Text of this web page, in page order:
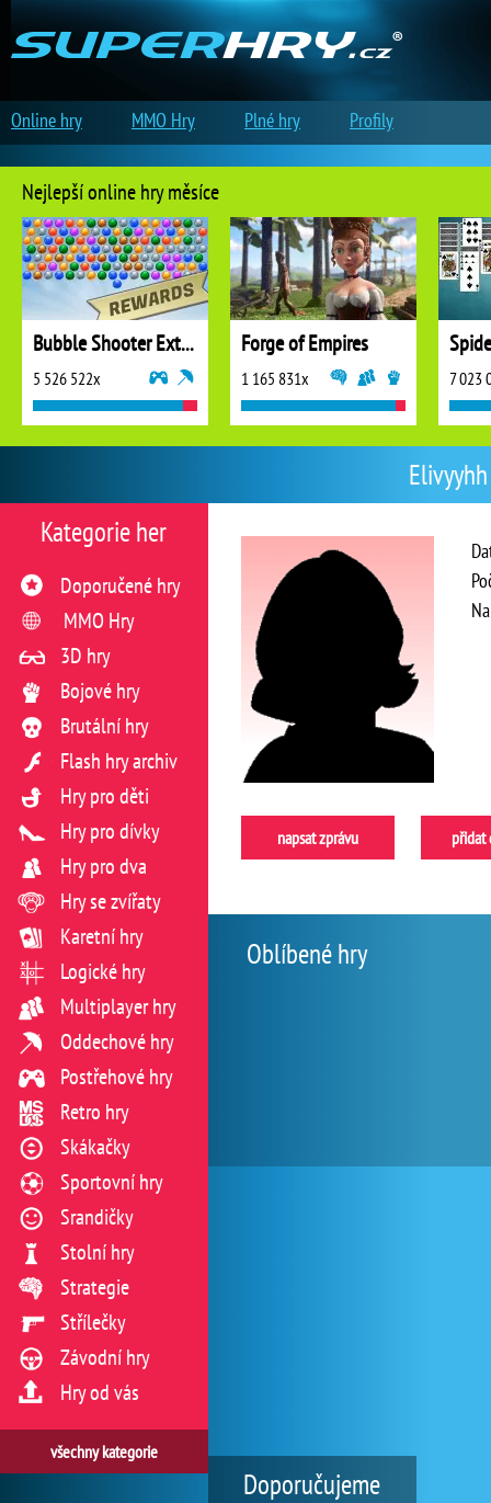
napsat zprávu přidat
Oblíbené hry
Kategorie her
Doporučené hry
MMO Hry
3D hry
Bojové hry
Brutální hry
Flash hry archiv
Hry pro děti
Hry pro dívky
Hry pro dva
Hry se zvířaty
Karetní hry
Logické hry
Multiplayer hry
Oddechové hry
Postřehové hry
Retro hry
Skákačky
Sportovní hry
Srandičky
Stolní hry
Strategie
Střílečky
Závodní hry
Hry od vás
všechny kategorie
Doporučujeme
Nejlepší online hry měsíce
Bubble Shooter Extreme
5 526 522x
Forge of Empires
1 165 831x 7 023
Online hry MMO Hry Plné hry Profily